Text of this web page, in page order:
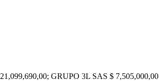
GRUPO 3L SAS $ 7,505,000,00